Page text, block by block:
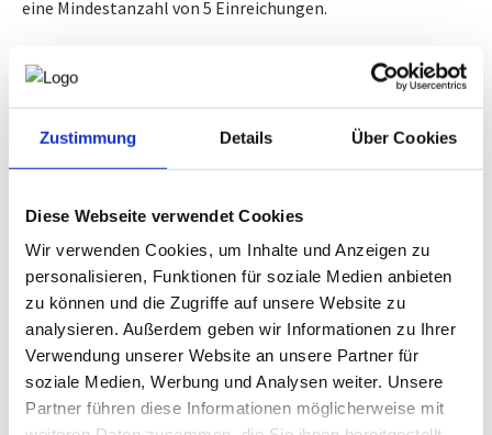
Zustimmung Details Über Cookies
Diese Webseite verwendet Cookies
Wir verwenden Cookies, um Inhalte und Anzeigen zu
personalisieren, Funktionen für soziale Medien anbieten
zu können und die Zugriffe auf unsere Website zu
analysieren. Außerdem geben wir Informationen zu Ihrer
Verwendung unserer Website an unsere Partner für
soziale Medien, Werbung und Analysen weiter. Unsere
Partner führen diese Informationen möglicherweise mit
eine Mindestanzahl von 5 Einreichungen.
Preise und Preisverleihung
Die Preisverleihung erfolgt voraussichtlich bzw. sofern
möglich im Rahmen einer Veranstaltung, bei der die
Siegerprojekte präsentiert und die Auszeichnungen/Preise
überreicht werden.
Die Preisgelder werden wie folgt gestaffelt:
1. Preis: € 3.000
2. Preis: € 2.000
3. Preis: € 1.000
Teilnahmeberechtigung
Teilnahmeberechtigt sind alle individuellen Fachbereiche
der Wiener HTLs und HTBLAs, ausgenommen HTBLuVA